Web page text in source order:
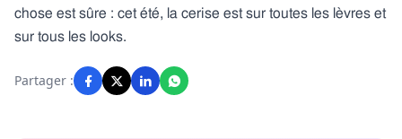
chose est sûre : cet été, la cerise est sur toutes les lèvres et
sur tous les looks.
Partager :